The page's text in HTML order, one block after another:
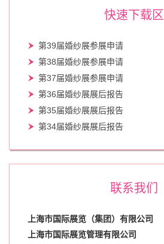
快速下载区
第39届婚纱展参展申请
第38届婚纱展参展申请
第37届婚纱展参展申请
第36届婚纱展展后报告
第35届婚纱展展后报告
第34届婚纱展展后报告
联系我们
上海市国际展览（集团）有限公司
上海市国际展览管理有限公司